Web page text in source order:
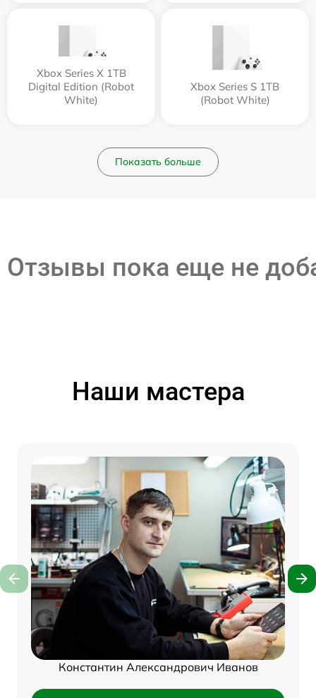
Xbox Series X 1TB
Digital Edition (Robot
White)
Xbox Series S 1TB
(Robot White)
Показать больше
Отзывы пока еще не
Наши мастера
Константин Александрович Иванов